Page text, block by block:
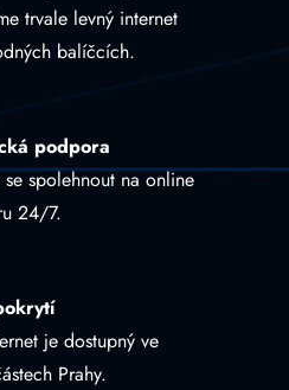
trvale levný internet
balíčcích.
podpora
se spolehnout na online
24/7.
je dostupný ve
Prahy.